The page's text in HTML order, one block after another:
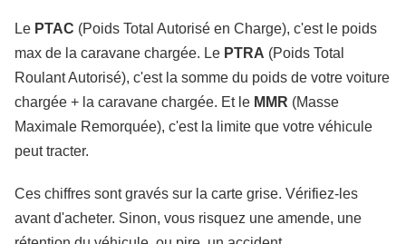
Le PTAC (Poids Total Autorisé en Charge), c'est le poids
max de la caravane chargée. Le PTRA (Poids Total
Roulant Autorisé), c'est la somme du poids de votre voiture
chargée + la caravane chargée. Et le MMR (Masse
Maximale Remorquée), c'est la limite que votre véhicule
peut tracter.
Ces chiffres sont gravés sur la carte grise. Vérifiez-les
avant d'acheter. Sinon, vous risquez une amende, une